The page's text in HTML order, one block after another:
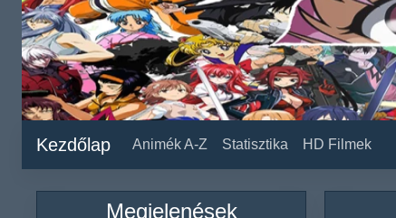
Kezdőlap Animék A-Z Statisztika HD Filmek
Megjelenések